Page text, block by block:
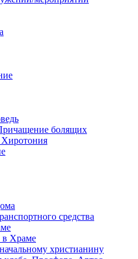
болящих
средства
в Храме
христианину